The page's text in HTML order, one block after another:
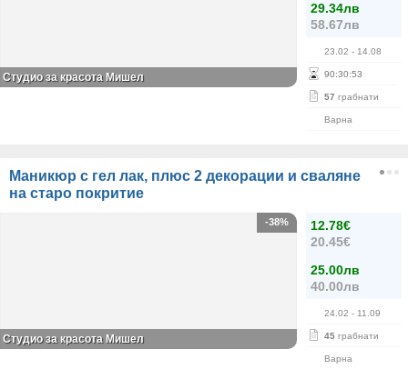
29.34лв
58.67лв
23.02 - 14.08
90:30:53
57 грабнати
Варна
Студио за красота Мишел
Маникюр с гел лак, плюс 2 декорации и сваляне
на старо покритие
12.78€
20.45€
25.00лв
40.00лв
24.02 - 11.09
45 грабнати
Варна
-38%
Студио за красота Мишел